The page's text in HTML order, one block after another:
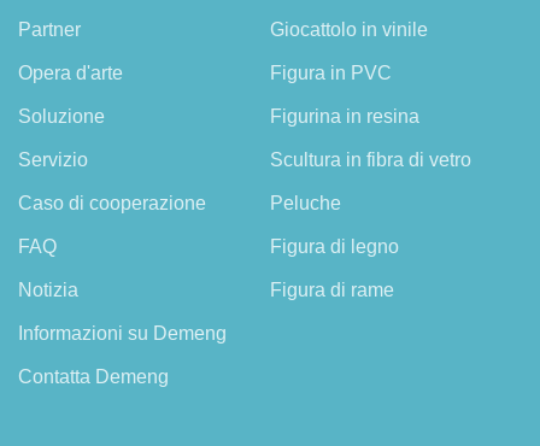
Partner
Opera d'arte
Soluzione
Servizio
Caso di cooperazione
FAQ
Notizia
Informazioni su Demeng
Contatta Demeng
Giocattolo in vinile
Figura in PVC
Figurina in resina
Scultura in fibra di vetro
Peluche
Figura di legno
Figura di rame